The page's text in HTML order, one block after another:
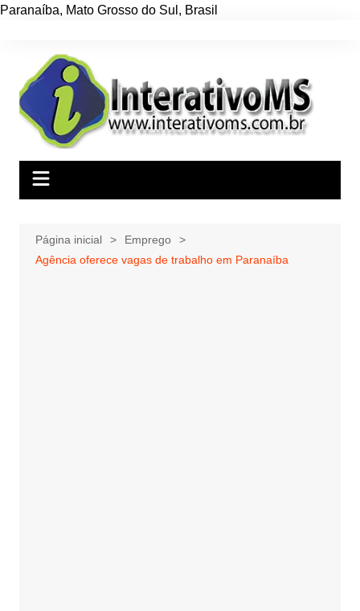
Paranaíba, Mato Grosso do Sul , Brasil
conteúdo
Página inicial
Emprego
Agência oferece vagas de trabalho em Paranaíba